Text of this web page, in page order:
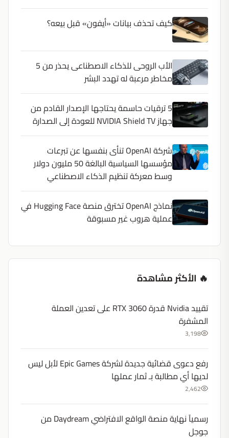
كيف تحذف بيانات «أيفون» قبل بيعه؟
الأب الروحى للذكاء الاصطناعى يحذر من 5
مخاطر مرعبة له تهدد البشر
5 ترقيات حاسمة يحتاجها الإصدار القادم من
جهاز NVIDIA Shield TV للعودة إلى الصدارة
شركة OpenAI تنأى بنفسها عن تبرعات
مؤسسها السياسية البالغة 50 مليون دولار
وسط معركة تنظيم الذكاء الاصطناعي
نماذج OpenAI تخترق منصة Hugging Face في
عملية هروب غير مسبوقة
🔥 الأكثر مشاهدة
تقييد Nvidia قدرة RTX 3060 على تعدين العملة
المشفرة
3,198
رفع دعوى قضائية جديدة لشركة Epic Games لأبل ليس
لديها أي مطالبة بـ ثمار عملها
2,462
رسميآ نهاية منصة الواقع الافتراضي Daydream من
جوجل